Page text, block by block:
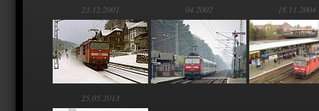
23.12.2001 04.2002 18.11.2004
25.05.2013